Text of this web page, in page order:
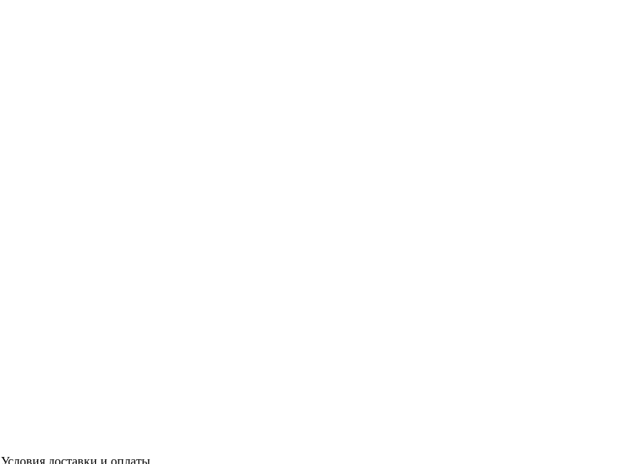
Условия доставки и оплаты